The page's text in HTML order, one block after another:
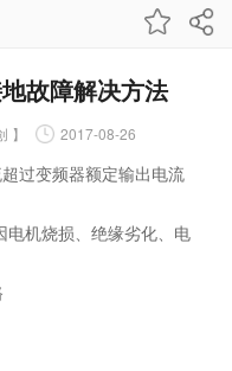
故障解决方法
】 2017-08-26
过变频器额定输出电流
机烧损、绝缘劣化、电